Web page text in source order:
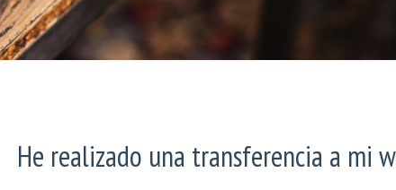
He realizado una transferencia a mi